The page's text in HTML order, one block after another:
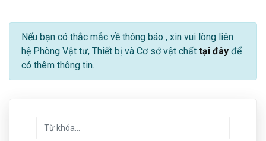
Nếu bạn có thắc mắc về thông báo , xin vui lòng liên
hệ Phòng Vật tư, Thiết bị và Cơ sở vật chất tại đây để
có thêm thông tin.